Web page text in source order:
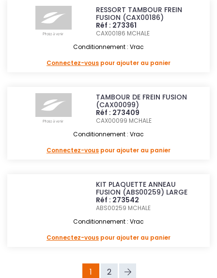
RESSORT TAMBOUR FREIN
FUSION (CAX00186)
Réf : 273361
CAX00186 MCHALE
Conditionnement : Vrac
Connectez-vous pour ajouter au panier
TAMBOUR DE FREIN FUSION
(CAX00099)
Réf : 273409
CAX00099 MCHALE
Conditionnement : Vrac
Connectez-vous pour ajouter au panier
KIT PLAQUETTE ANNEAU
FUSION (ABS00259) LARGE
Réf : 273542
ABS00259 MCHALE
Conditionnement : Vrac
Connectez-vous pour ajouter au panier
1 2